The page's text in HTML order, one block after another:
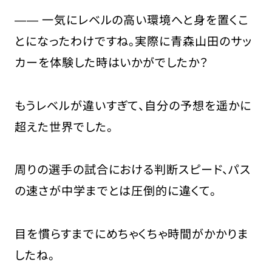
―― 一気にレベルの高い環境へと身を置くこ
とになったわけですね。実際に青森山田のサッ
カーを体験した時はいかがでしたか？
もうレベルが違いすぎて、自分の予想を遥かに
超えた世界でした。
周りの選手の試合における判断スピード、パス
の速さが中学までとは圧倒的に違くて。
目を慣らすまでにめちゃくちゃ時間がかかりま
したね。